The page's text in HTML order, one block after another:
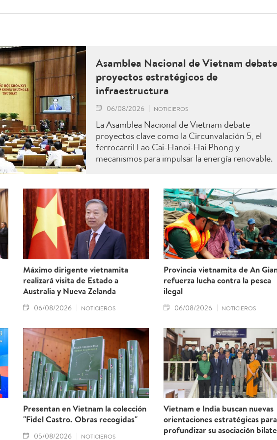
Asamblea Nacional de Vietnam debate
proyectos estratégicos de
infraestructura
06/08/2026 NOTICIEROS
La Asamblea Nacional de Vietnam debate
proyectos clave como la Circunvalación 5, el
ferrocarril Lao Cai-Hanoi-Hai Phong y
mecanismos para impulsar la energía renovable.
Máximo dirigente vietnamita
realizará visita de Estado a
Australia y Nueva Zelanda
06/08/2026 NOTICIEROS
Provincia vietnamita de An
refuerza lucha contra la pesca
ilegal
06/08/2026 NOTICIEROS
Presentan en Vietnam la colección
"Fidel Castro. Obras recogidas"
05/08/2026 NOTICIEROS
Vietnam e India buscan nuevas
orientaciones estratégicas para
profundizar su asociación